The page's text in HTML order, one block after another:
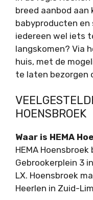
breed aanbod aan
babyproducten en
iedereen wel iets
langskomen? Via
huis, met de
te laten bezorgen
HOENSBROEK
Waar is HEMA
HEMA
Gebrookerplein 3
LX. Hoensbroek
Heerlen in Zuid-